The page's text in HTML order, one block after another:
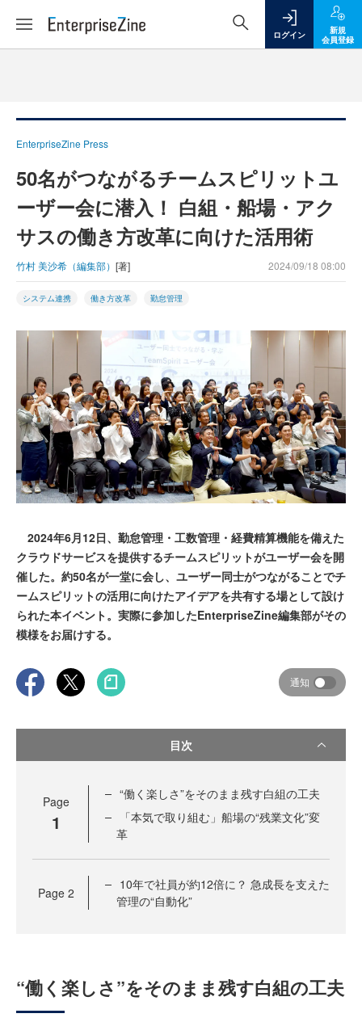
ログイン
新規
会員登録
EnterpriseZine Press
50名がつながるチームスピリットユ
ーザー会に潜入！ 白組・船場・アク
サスの働き方改革に向けた活用術
竹村 美沙希（編集部） [著] 2024/09/18 08:00
システム連携 働き方改革 勤怠管理
2024年6月12日、勤怠管理・工数管理・経費精算機能を備えた
クラウドサービスを提供するチームスピリットがユーザー会を開
催した。約50名が一堂に会し、ユーザー同士がつながることでチ
ームスピリットの活用に向けたアイデアを共有する場として設け
られた本イベント。実際に参加したEnterpriseZine編集部がその
模様をお届けする。
通知
目次
Page
1
“働く楽しさ”をそのまま残す白組の工夫
「本気で取り組む」船場の“残業文化”変
革
Page 2
10年で社員が約12倍に？ 急成長を支えた
管理の“自動化”
“働く楽しさ”をそのまま残す白組の工夫